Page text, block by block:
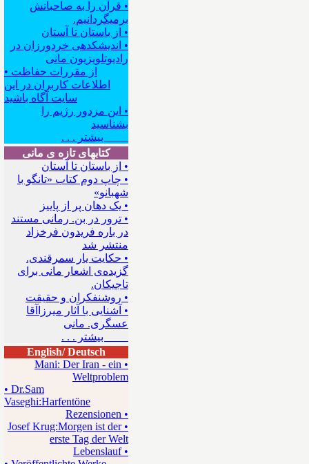
• قرآن را به صاحبانش
برمیگردانیم.
• از باستان تا آستان
• اندیشکده‍ی خردورزان در
رادیوتلویزیون مانی
• از مقررات حفاظت
اطلاعات کاربران در این
سایت آگاه باشید
• این مزدور رژیم را
بشناسید
بیشتر . . .
کتابهای تازه ی مانی
• از باستان تا آستان
• چاپ دوم کتاب «تانگو با
شهبانو»
• یک دهان پر از پاییز
• ترور در بن. رمانی مستند
در باره فریدون فرخزاد
منتشر شد
• حکایت یار سمرقندی.
گزیده‌ی اشعار مانی برای
تاجیکان.
• روشنفکران و حقیقت
• آشنایی با آثار میرزاآقا
عسگری. مانی
بیشتر . . .
English/ Deutsch
• Mani: Der Iran - ein
Weltproblem
• Dr.Sam
Vaseghi:Harfentöne
• Rezensionen
• Josef Krug:Morgen ist der
erste Tag der Welt
• Lebenslauf